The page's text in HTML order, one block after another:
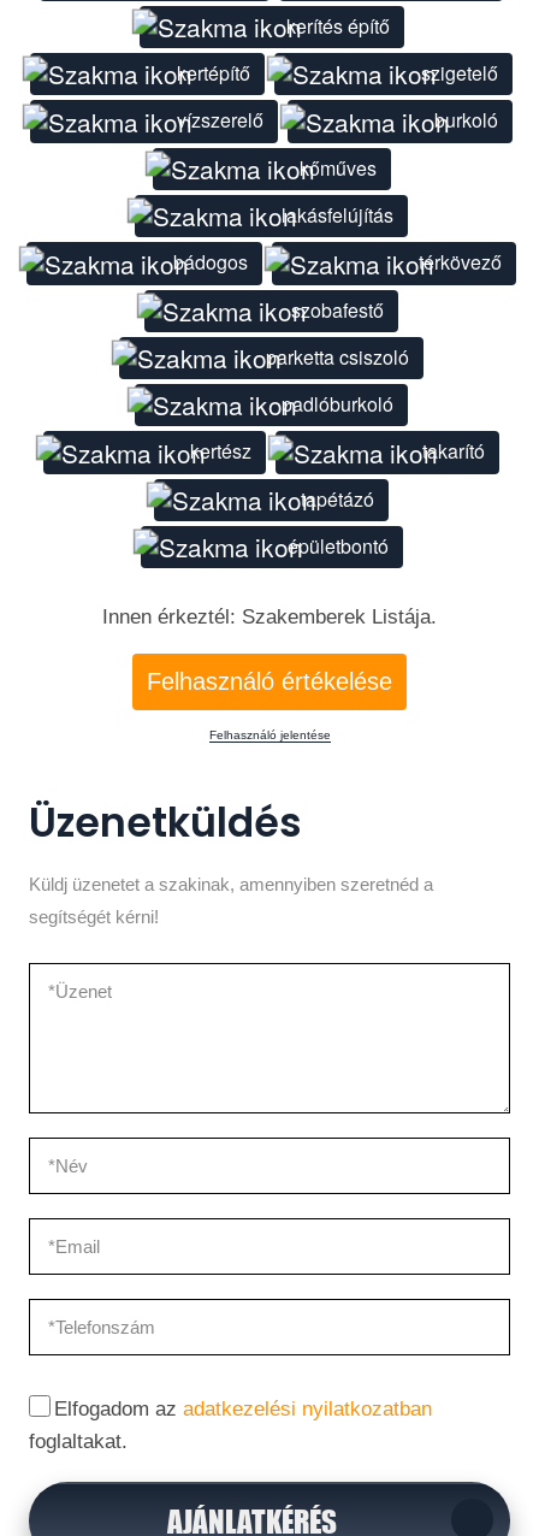
kerítés építő
kertépítő
szigetelő
vízszerelő
burkoló
kőműves
lakásfelújítás
bádogos
térkövező
szobafestő
parketta csiszoló
padlóburkoló
kertész
takarító
tapétázó
épületbontó
Innen érkeztél: Szakemberek Listája.
Felhasználó értékelése
Felhasználó jelentése
Üzenetküldés
Küldj üzenetet a szakinak, amennyiben szeretnéd a
segítségét kérni!
Elfogadom az adatkezelési nyilatkozatban
foglaltakat.
AJÁNLATKÉRÉS